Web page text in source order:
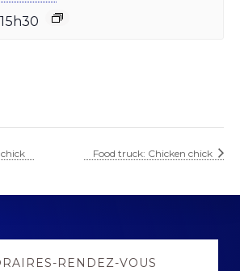
15h30
Food truck: Chicken chick
RENDEZ-VOUS